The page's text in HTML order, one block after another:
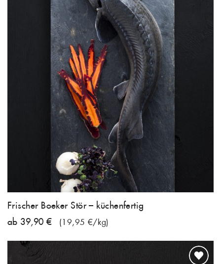
Frischer Boeker Stör – küchenfertig
ab 39,90 €
(19,95 €/kg)